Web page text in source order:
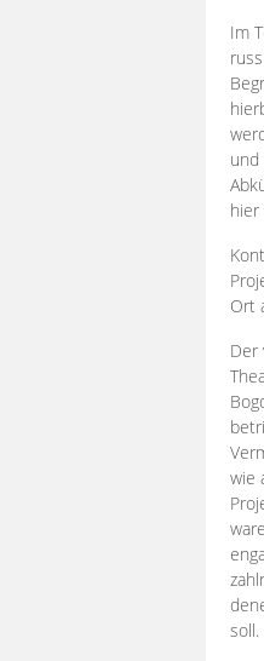
Im
und
Ort
Der
wie
zahlr
soll.